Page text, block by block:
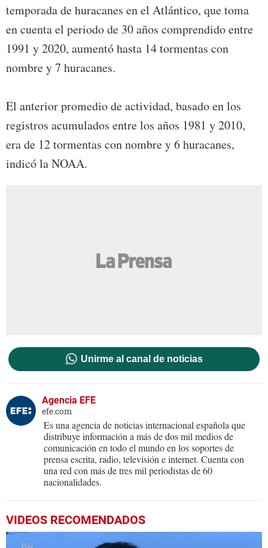
temporada de huracanes en el Atlántico, que toma
en cuenta el periodo de 30 años comprendido entre
1991 y 2020, aumentó hasta 14 tormentas con
nombre y 7 huracanes.
El anterior promedio de actividad, basado en los
registros acumulados entre los años 1981 y 2010,
era de 12 tormentas con nombre y 6 huracanes,
indicó la NOAA.
Unirme al canal de noticias
Agencia EFE
efe.com
Es una agencia de noticias internacional española que
distribuye información a más de dos mil medios de
comunicación en todo el mundo en los soportes de
prensa escrita, radio, televisión e internet. Cuenta con
una red con más de tres mil periodistas de 60
nacionalidades.
VIDEOS RECOMENDADOS